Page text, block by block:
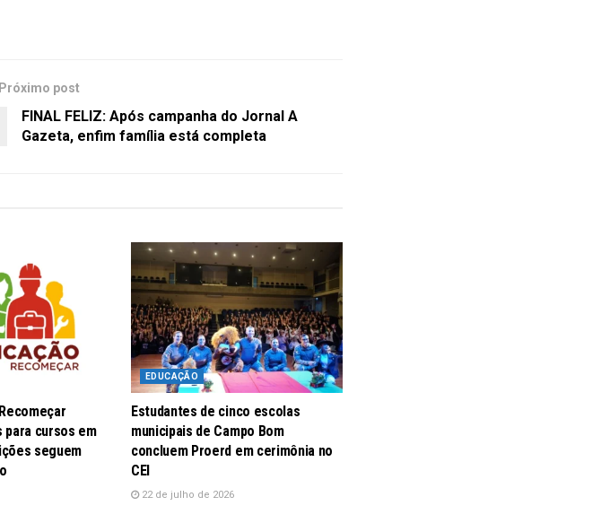
Próximo post
FINAL FELIZ: Após campanha do Jornal A
Gazeta, enfim família está completa
para cursos em
seguem
EDUCAÇÃO
Estudantes de cinco escolas
municipais de Campo Bom
concluem Proerd em cerimônia no
CEI
22 de julho de 2026